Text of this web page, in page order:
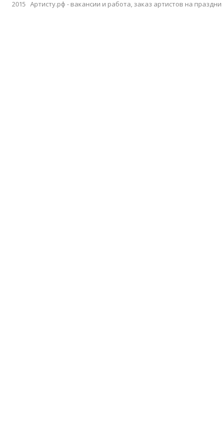
2015 Артисту.рф - вакансии и работа, заказ артистов на